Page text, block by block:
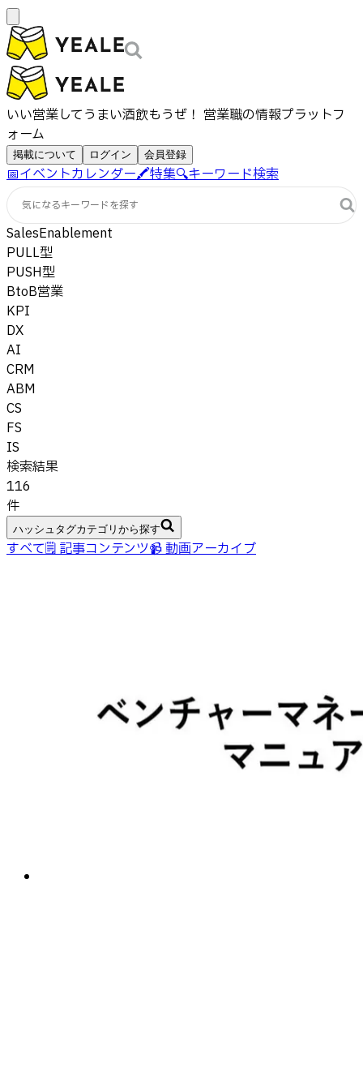
いい営業してうまい酒飲もうぜ！ 営業職の情報プラットフ
ォーム
掲載について ログイン 会員登録
📅イベントカレンダー🖍️特集🔍キーワード検索
気になるキーワードを探す
SalesEnablement
PULL型
PUSH型
BtoB営業
KPI
DX
AI
CRM
ABM
CS
FS
IS
検索結果
116
件
ハッシュタグカテゴリから探す
すべて🗒 記事コンテンツ📹 動画アーカイブ